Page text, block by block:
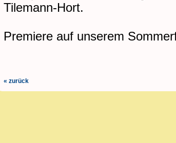
Tilemann-Hort.
Premiere auf unserem
« zurück